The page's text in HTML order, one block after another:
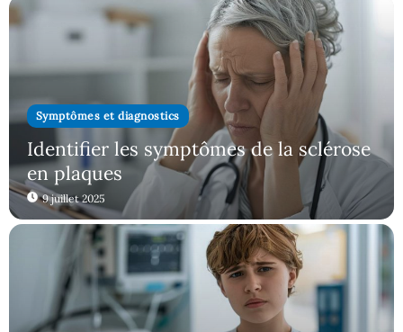
Symptômes et diagnostics
Identifier les symptômes de la sclérose
en plaques
9 juillet 2025